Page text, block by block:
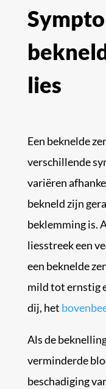
lies
Een beknelde
verschillende
variëren
bekneld zijn
beklemming is.
liesstreek een
een beknelde
mild tot ernstig
dij, het
Als de
verminderde
beschadiging